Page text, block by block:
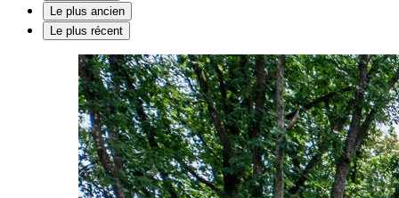
Le plus ancien
Le plus récent